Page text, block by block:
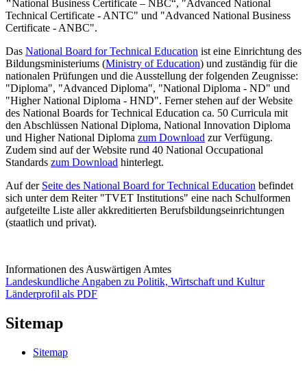
"National Business Certificate – NBC“, "Advanced National
Technical Certificate - ANTC" und "Advanced National Business
Certificate - ANBC".
Das National Board for Technical Education ist eine Einrichtung des
Bildungsministeriums (Ministry of Education) und zuständig für die
nationalen Prüfungen und die Ausstellung der folgenden Zeugnisse:
"Diploma", "Advanced Diploma", "National Diploma - ND" und
"Higher National Diploma - HND". Ferner stehen auf der Website
des National Boards for Technical Education ca. 50 Curricula mit
den Abschlüssen National Diploma, National Innovation Diploma
und Higher National Diploma zum Download zur Verfügung.
Zudem sind auf der Website rund 40 National Occupational
Standards zum Download hinterlegt.
Auf der Seite des National Board for Technical Education befindet
sich unter dem Reiter "TVET Institutions" eine nach Schulformen
aufgeteilte Liste aller akkreditierten Berufsbildungseinrichtungen
(staatlich und privat).
Informationen des Auswärtigen Amtes
Landeskundliche Angaben zu Politik, Wirtschaft und Kultur
Länderprofil als PDF
Sitemap
Sitemap